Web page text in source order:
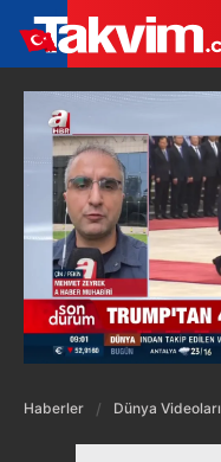
Haberler Dünya Videoları